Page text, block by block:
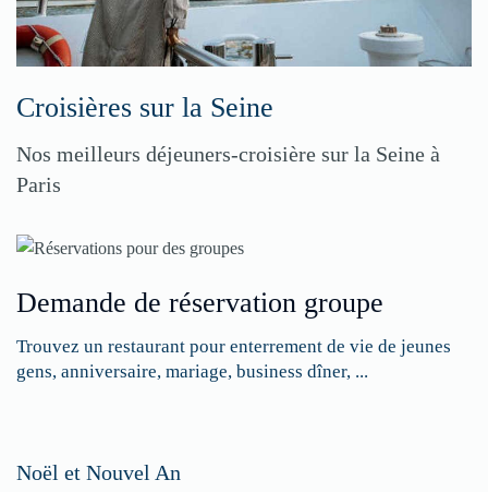
Croisières sur la Seine
Nos meilleurs déjeuners-croisière sur la Seine à
Paris
Demande de réservation groupe
Trouvez un restaurant pour enterrement de vie de jeunes
gens, anniversaire, mariage, business dîner, ...
Noël et Nouvel An